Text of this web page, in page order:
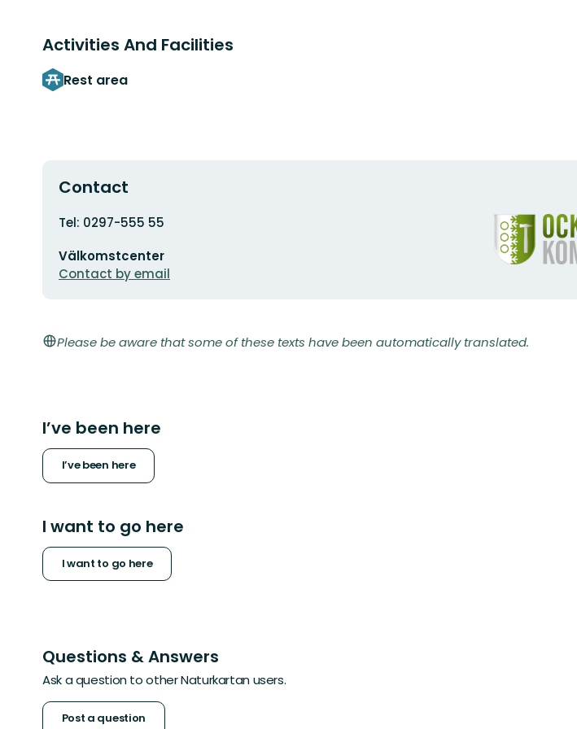
Activities And Facilities
Rest area
Contact
Address
Tel: 0297-555 55
address
Välkomstcenter
Contact by email
Organization
logotype
Please be aware that some of these texts have been automatically translated.
I’ve been here
I’ve been here
I want to go here
I want to go here
Questions & Answers
Ask a question to other Naturkartan users.
Post a question